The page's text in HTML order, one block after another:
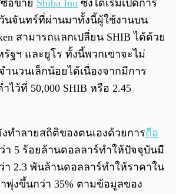
อขาย Shiba Inu ซึ่งได้เริ่มเปิดการ
นจันทร์ที่ผ่านมาทั้งนี้ผู้ใช้งานบน
สามารถแลกเปลี่ยน SHIB ได้ด้วย
ฐฯ และยูโร ทั้งนี้พวกเขาจะไม่
ำนวนเล็กน้อยได้เนื่องจากมีการ
ว้ที่ 50,000 SHIB หรือ 2.45
งทำลายสถิติของตนเองด้วยการถือ
า 5 ร้อยล้านดอลลาร์ทำให้ปัจจุบันมี
า 2.3 พันล้านดอลลาร์ทำให้ราคาใน
พุ่งขึ้นกว่า 35% ตามข้อมูลของ